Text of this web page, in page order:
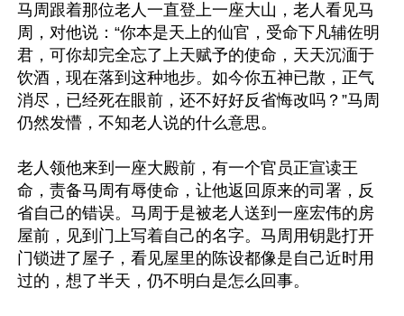
马周跟着那位老人一直登上一座大山，老人看见马
周，对他说：“你本是天上的仙官，受命下凡辅佐明
君，可你却完全忘了上天赋予的使命，天天沉湎于
饮酒，现在落到这种地步。如今你五神已散，正气
消尽，已经死在眼前，还不好好反省悔改吗？”马周
仍然发懵，不知老人说的什么意思。
老人领他来到一座大殿前，有一个官员正宣读王
命，责备马周有辱使命，让他返回原来的司署，反
省自己的错误。马周于是被老人送到一座宏伟的房
屋前，见到门上写着自己的名字。马周用钥匙打开
门锁进了屋子，看见屋里的陈设都像是自己近时用
过的，想了半天，仍不明白是怎么回事。